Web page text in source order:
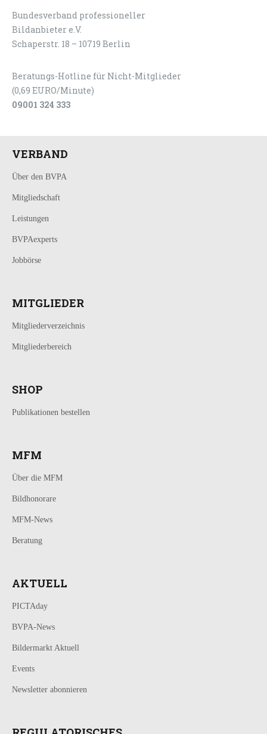
Bundesverband professioneller
Bildanbieter e.V.
Schaperstr. 18 – 10719 Berlin
Beratungs-Hotline für Nicht-Mitglieder
(0,69 EURO/Minute)
09001 324 333
VERBAND
Über den BVPA
Mitgliedschaft
Leistungen
BVPAexperts
Jobbörse
MITGLIEDER
Mitgliederverzeichnis
Mitgliederbereich
SHOP
Publikationen bestellen
MFM
Über die MFM
Bildhonorare
MFM-News
Beratung
AKTUELL
PICTAday
BVPA-News
Bildermarkt Aktuell
Events
Newsletter abonnieren